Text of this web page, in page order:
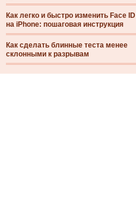
Как легко и быстро изменить Face ID
на iPhone: пошаговая инструкция
Как сделать блинные теста менее
склонными к разрывам